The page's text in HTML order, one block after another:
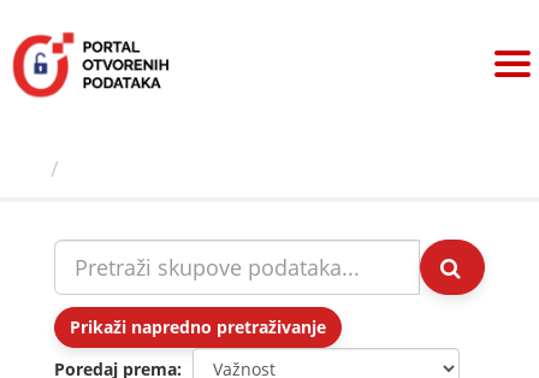
sadržaj
Prikaži napredno pretraživanje
Poredaj prema